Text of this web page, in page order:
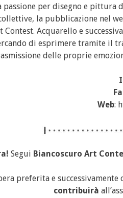
passione per disegno e pittura
la pubblicazione nel
Contest. Acquarello e
di esprimere tramite il
delle proprie
Web:
Segui Biancoscuro Art
preferita e successivamente
contribuirà